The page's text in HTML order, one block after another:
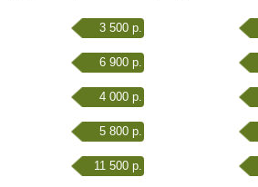
3 500 р.
6 900 р.
4 000 р.
5 800 р.
11 500 р.